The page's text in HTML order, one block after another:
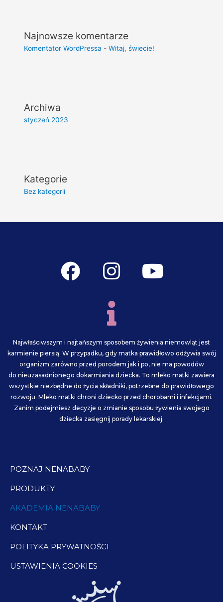
Najnowsze komentarze
Komentator WordPressa -Witaj, świecie!
Archiwa
styczeń 2023
Kategorie
Bez kategorii
F
a
b
o
o
k
I
n
s
t
a
g
r
a
m
Y
o
u
b
e
Najwłaściwszym i najtańszym sposobem żywienia niemowląt jest
karmienie piersią. W przypadku, gdy matka prawidłowo odżywia swój
organizm zarówno przed porodem jak i po, nie ma powodów
do nieuzasadnionego dokarmiania dziecka. To mleko matki zawiera
wszystkie niezbędne do życia składniki, potrzebne do prawidłowego
rozwoju. Mleko matki chroni dziecko przed chorobami i infekcjami.
Zanim podejmiesz decyzje o zmianie sposobu żywienia swojego
dziecka zasięgnij porady lekarskiej.
POZNAJ NENABABY
PRODUKTY
AKADEMIA NENABABY
KONTAKT
POLITYKA PRYWATNOŚCI
USTAWIENIA COOKIES